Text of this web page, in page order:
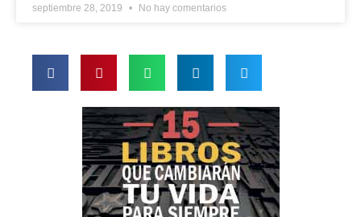
septiembre 28, 2019 No hay comentarios